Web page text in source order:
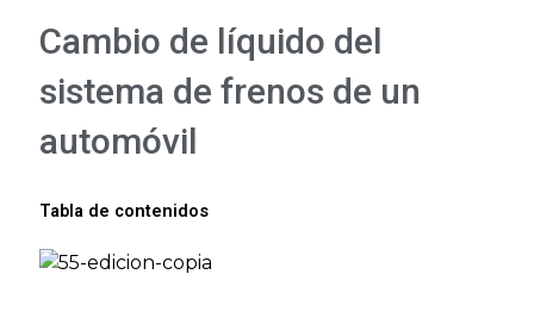
Cambio de líquido del
sistema de frenos de un
automóvil
Tabla de contenidos